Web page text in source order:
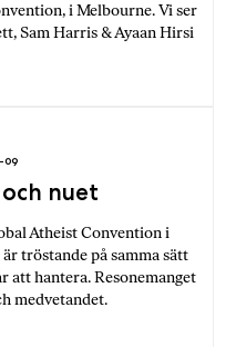
i Melbourne. Vi ser
Sam Harris & Ayaan Hirsi
09
nuet
Atheist Convention i
tröstande på samma sätt
att hantera. Resonemanget
medvetandet.